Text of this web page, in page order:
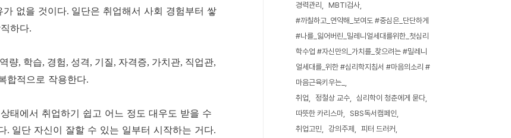
가 없을 것이다. 일단은 취업해서 사회 경험부터 쌓
하다.
역량, 학습, 경험, 성격, 기질, 자격증, 가치관, 직업관,
합적으로 작용한다.
태에서 취업하기 쉽고 어느 정도 대우도 받을 수
. 일단 자신이 잘할 수 있는 일부터 시작하는 거다.
경력관리
MBTI검사
#까칠하고_연약해_보여도 #중심은_단단하게
#나를_잃어버린_밀레니얼세대를위한_첫심리
학수업 #자신만의_가치를_찾으려는 #밀레니
얼세대를_위한 #심리학지침서 #마음의소리 #
마음근육키우는_
취업
정철상 교수
심리학이 청춘에게 묻다
따뜻한 카리스마
SBS독서캠페인
취업고민
강의주제
피터 드러커